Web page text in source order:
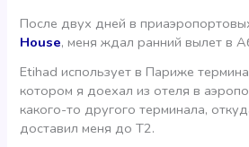
После двух дней в
House, меня ждал ранний вылет в
Etihad использует в Париже
котором я доехал из отеля в
какого-то другого терминала,
доставил меня до Т2.